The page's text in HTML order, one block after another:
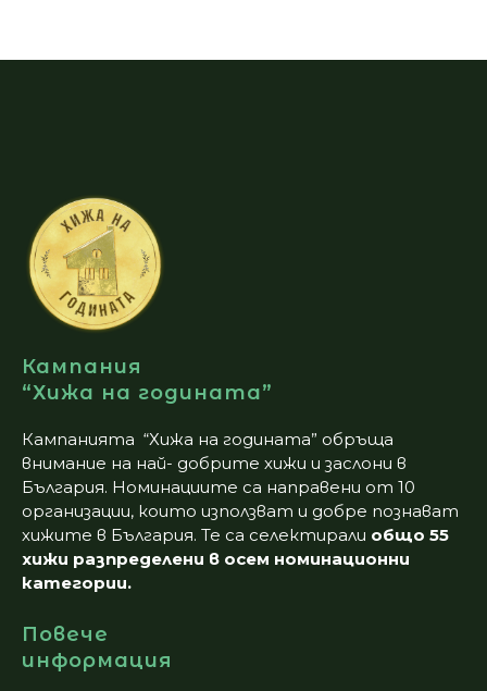
Кампания
“Хижа на годината”
Кампанията “Хижа на годината” обръща
внимание на най- добрите хижи и заслони в
България. Номинациите са направени от 10
организации, които използват и добре познават
хижите в България. Те са селектирали общо 55
хижи разпределени в осем номинационни
категории.
Повече
информация